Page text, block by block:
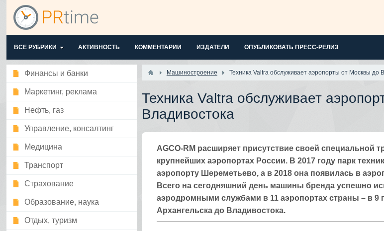
ВСЕ РУБРИКИ АКТИВНОСТЬ КОММЕНТАРИИ ИЗДАТЕЛИ ОПУБЛИКОВАТЬ ПРЕСС-РЕЛИЗ
Финансы и банки
Маркетинг, реклама
Нефть, газ
Управление, консалтинг
Медицина
Транспорт
Страхование
Образование, наука
Отдых, туризм
Машиностроение Техника Valtra обслуживает аэропорты от Москвы до
Техника Valtra обслуживает
Владивостока
AGCO-RM расширяет присутствие своей специальной
крупнейших аэропортах России. В 2017 году парк
аэропорту Шереметьево, а в 2018 она появилась в
Всего на сегодняшний день машины бренда успешно
аэродромными службами в 11 аэропортах страны – в 9
Архангельска до Владивостока.